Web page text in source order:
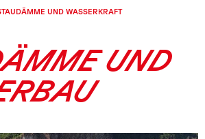
UND WASSERKRAFT
UND